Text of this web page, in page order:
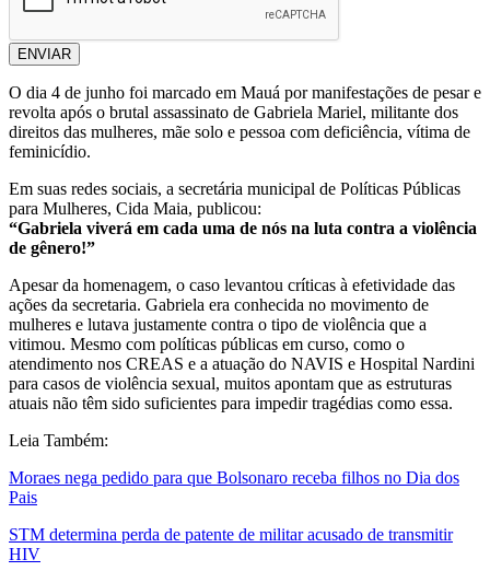
ENVIAR
O dia 4 de junho foi marcado em Mauá por manifestações de pesar e
revolta após o brutal assassinato de Gabriela Mariel, militante dos
direitos das mulheres, mãe solo e pessoa com deficiência, vítima de
feminicídio.
Em suas redes sociais, a secretária municipal de Políticas Públicas
para Mulheres, Cida Maia, publicou:
“Gabriela viverá em cada uma de nós na luta contra a violência
de gênero!”
Apesar da homenagem, o caso levantou críticas à efetividade das
ações da secretaria. Gabriela era conhecida no movimento de
mulheres e lutava justamente contra o tipo de violência que a
vitimou. Mesmo com políticas públicas em curso, como o
atendimento nos CREAS e a atuação do NAVIS e Hospital Nardini
para casos de violência sexual, muitos apontam que as estruturas
atuais não têm sido suficientes para impedir tragédias como essa.
Leia Também:
Moraes nega pedido para que Bolsonaro receba filhos no Dia dos
Pais
STM determina perda de patente de militar acusado de transmitir
HIV